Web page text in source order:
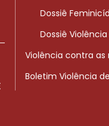
Dossiê
Dossiê Violência
Violência contra
Boletim Violência